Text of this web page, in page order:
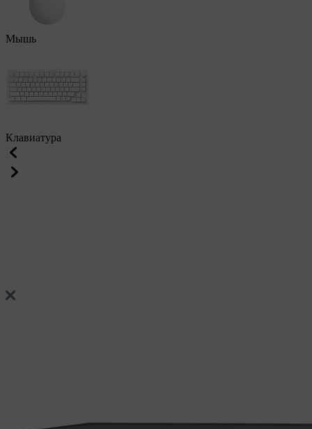
Мышь
Клавиатура